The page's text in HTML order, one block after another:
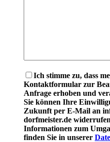
Ich stimme zu, dass
Kontaktformular zur
Anfrage erhoben und
Sie können Ihre
Zukunft per E-Mail an
dorfmeister.de
Informationen zum
finden Sie in unserer